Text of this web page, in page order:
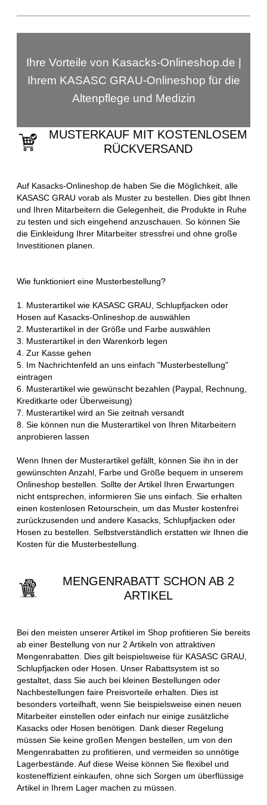
Ihre Vorteile von Kasacks-Onlineshop.de |
Ihrem KASASC GRAU-Onlineshop für die
Altenpflege und Medizin
MUSTERKAUF MIT KOSTENLOSEM
RÜCKVERSAND
Auf Kasacks-Onlineshop.de haben Sie die Möglichkeit, alle
KASASC GRAU vorab als Muster zu bestellen. Dies gibt Ihnen
und Ihren Mitarbeitern die Gelegenheit, die Produkte in Ruhe
zu testen und sich eingehend anzuschauen. So können Sie
die Einkleidung Ihrer Mitarbeiter stressfrei und ohne große
Investitionen planen.
Wie funktioniert eine Musterbestellung?
1. Musterartikel wie KASASC GRAU, Schlupfjacken oder
Hosen auf Kasacks-Onlineshop.de auswählen
2. Musterartikel in der Größe und Farbe auswählen
3. Musterartikel in den Warenkorb legen
4. Zur Kasse gehen
5. Im Nachrichtenfeld an uns einfach "Musterbestellung"
eintragen
6. Musterartikel wie gewünscht bezahlen (Paypal, Rechnung,
Kreditkarte oder Überweisung)
7. Musterartikel wird an Sie zeitnah versandt
8. Sie können nun die Musterartikel von Ihren Mitarbeitern
anprobieren lassen
Wenn Ihnen der Musterartikel gefällt, können Sie ihn in der
gewünschten Anzahl, Farbe und Größe bequem in unserem
Onlineshop bestellen. Sollte der Artikel Ihren Erwartungen
nicht entsprechen, informieren Sie uns einfach. Sie erhalten
einen kostenlosen Retourschein, um das Muster kostenfrei
zurückzusenden und andere Kasacks, Schlupfjacken oder
Hosen zu bestellen. Selbstverständlich erstatten wir Ihnen die
Kosten für die Musterbestellung.
MENGENRABATT SCHON AB 2
ARTIKEL
Bei den meisten unserer Artikel im Shop profitieren Sie bereits
ab einer Bestellung von nur 2 Artikeln von attraktiven
Mengenrabatten. Dies gilt beispielsweise für KASASC GRAU,
Schlupfjacken oder Hosen. Unser Rabattsystem ist so
gestaltet, dass Sie auch bei kleinen Bestellungen oder
Nachbestellungen faire Preisvorteile erhalten. Dies ist
besonders vorteilhaft, wenn Sie beispielsweise einen neuen
Mitarbeiter einstellen oder einfach nur einige zusätzliche
Kasacks oder Hosen benötigen. Dank dieser Regelung
müssen Sie keine großen Mengen bestellen, um von den
Mengenrabatten zu profitieren, und vermeiden so unnötige
Lagerbestände. Auf diese Weise können Sie flexibel und
kosteneffizient einkaufen, ohne sich Sorgen um überflüssige
Artikel in Ihrem Lager machen zu müssen.